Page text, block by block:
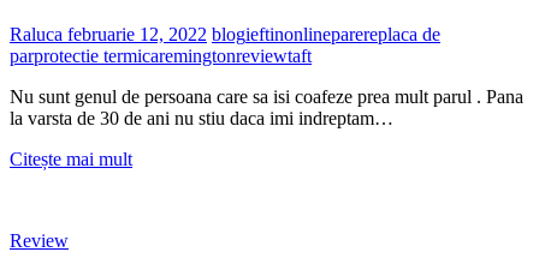
Raluca februarie 12, 2022 blogieftinonlineparereplaca de
parprotectie termicaremingtonreviewtaft
Nu sunt genul de persoana care sa isi coafeze prea mult parul . Pana
la varsta de 30 de ani nu stiu daca imi indreptam…
Citește mai multRemington
Review